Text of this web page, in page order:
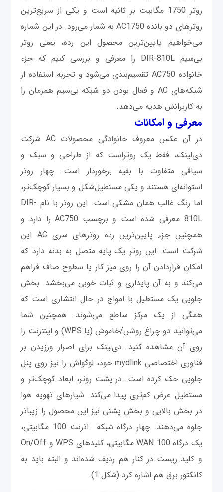
روتر 1750 مگابیت بر ثانیه است و یکی از سریع‌ترین
روترهای دو بانده AC1750 به شمار می‌رود. در این شماره
می‌خواهیم پایین‌ترین محصول این رده، یعنی روتر
بی‌سیم DIR-810L را معرفی و بررسی کنیم که جزء
خانواده AC750 تقسیم‌بندی می‌شود و تجربه استفاده از
شبکه‌های AC و فعال بودن دو شبکه بی‌سیم همزمان را
به کاربرانش هدیه می‌دهد.
معرفی و امکانات
در آن عکس معروف خانوادگی محصولات AC شرکت
دی‌لینک، فقط یک روتراست که از طراحی و سبک و
سیاقی متفاوت با بقیه برخوردار است. چهار روتر
استوانه‌ای هستند و یکی مستطیل‌شکل و بسیار کوچک‌تر،
اما رنگ غالب همان مشکی است. این روتر با نام DIR-
810L معرفی شده است و برچسب AC750 را دارد و
همچنین جزء پایین‌ترین رده روترهای سری AC این
شرکت است. این روتر یک پایه متصل به بدنه دارد که
امکان قراردادن آن را روی میز کار یا سطوح صاف فراهم
می‌کند و به آن پایداری و ثبات خوبی می‌بخشد. بخش
جلویی یک مستطیل با امواج در حال انتشاری است که
همگی از یک مرکز ساطع می‌شوند. همچنین شما
می‌توانید دو چراغ روشن/خاموش (یا WPS) و اینترنت را
روی آن مشاهده کنید. دی‌لینک برای اصرار ورزیدن بر
فناوری اختصاصی mydlink خود، لوگو‌اش را نیز روی پنل
جلویی حک کرده است. در پشت روتر، ابعاد کوچک‌تر و
مستطیل عرض کم‌تری پیدا می‌کند. شیارهای تهویه هوا
در بخش بالایی و بخش پشتی نیز این محصول را زیباتر
جلوه می‌دهند. چهار درگاه شبکه اترنت 100 مگابیتی،
یک درگاه WAN 100 مگابیتی، کلیدهای WPS و On/Off
و کلید ریست در کنار هم ردیف شده‌اند و البته باید به
کانکتور برق هم اشاره کرد (شکل 1).